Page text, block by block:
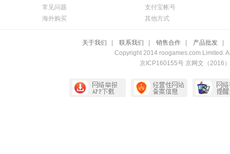
常见问题
海外购买
支付宝帐号
其他方式
关于我们 联系我们 销售合作 产品批发
Copyright 2014 roogames.com Limited.
京ICP160155号 京网文（2016